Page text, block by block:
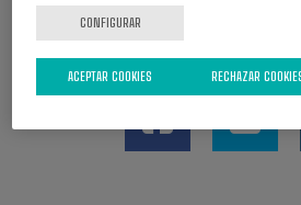
REDES SOCIALES
CONFIGURAR
RECHAZAR
ACEPTAR COOKIES